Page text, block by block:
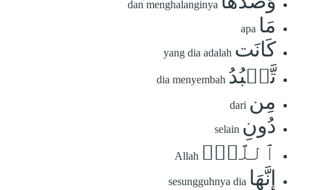
dan menghalanginya
مَا apa
كَانَت yang dia adalah
تَّعۡبُدُ dia menyembah
مِن dari
دُونِ selain
ٱللَّهِۖ Allah
إِنَّهَا sesungguhnya dia